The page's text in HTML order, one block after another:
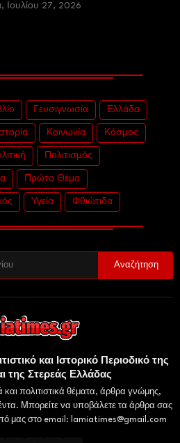
Ιουλίου 27, 2026
Γευσιγνωσία Ελλάδα
Κοινωνία Κόσμος
Πολιτισμός
Πρώτο Θέμα
Υγεία Φθιώτιδα
και Ιστορικό Περιοδικό της
της Στερεάς Ελλάδας
και πολιτιστικά θέματα, άρθρα γνώμης,
Μπορείτε να υποβάλετε τα άρθρα σας
μας στο email: lamiatimes@gmail.com